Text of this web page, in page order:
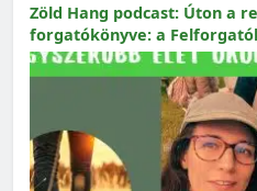
Zöld Hang podcast: Úton a
forgatókönyve: a